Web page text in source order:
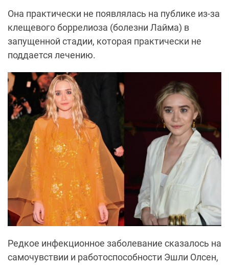
Она практически не появлялась на публике из-за
клещевого боррелиоза (болезни Лайма) в
запущенной стадии, которая практически не
поддается лечению.
Редкое инфекционное заболевание сказалось на
самочувствии и работоспособности Эшли Олсен,